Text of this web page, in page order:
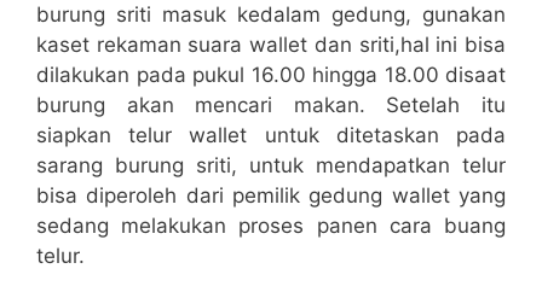
burung sriti masuk kedalam gedung, gunakan
kaset rekaman suara wallet dan sriti,hal ini bisa
dilakukan pada pukul 16.00 hingga 18.00 disaat
burung akan mencari makan. Setelah itu
siapkan telur wallet untuk ditetaskan pada
sarang burung sriti, untuk mendapatkan telur
bisa diperoleh dari pemilik gedung wallet yang
sedang melakukan proses panen cara buang
telur.